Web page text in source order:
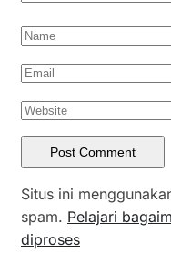
Situs ini
spam. Pelajari
diproses